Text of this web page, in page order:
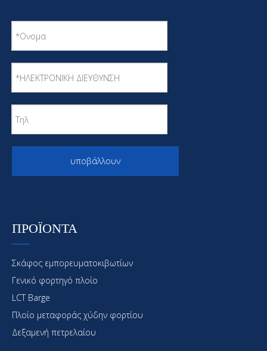
CCS Certified 10000 Tons Transportation Bulk
Carrier
Ολοκαίνουργιο CCS Certified LCT/ Deck Barge
προς πώληση
υποβάλλουν
ΠΡΟΪΟΝΤΑ
Σκάφος εμπορευματοκιβωτίων
Γενικό φορτηγό πλοίο
LCT Barge
Πλοίο μεταφοράς χύδην φορτίου
Δεξαμενή πετρελαίου